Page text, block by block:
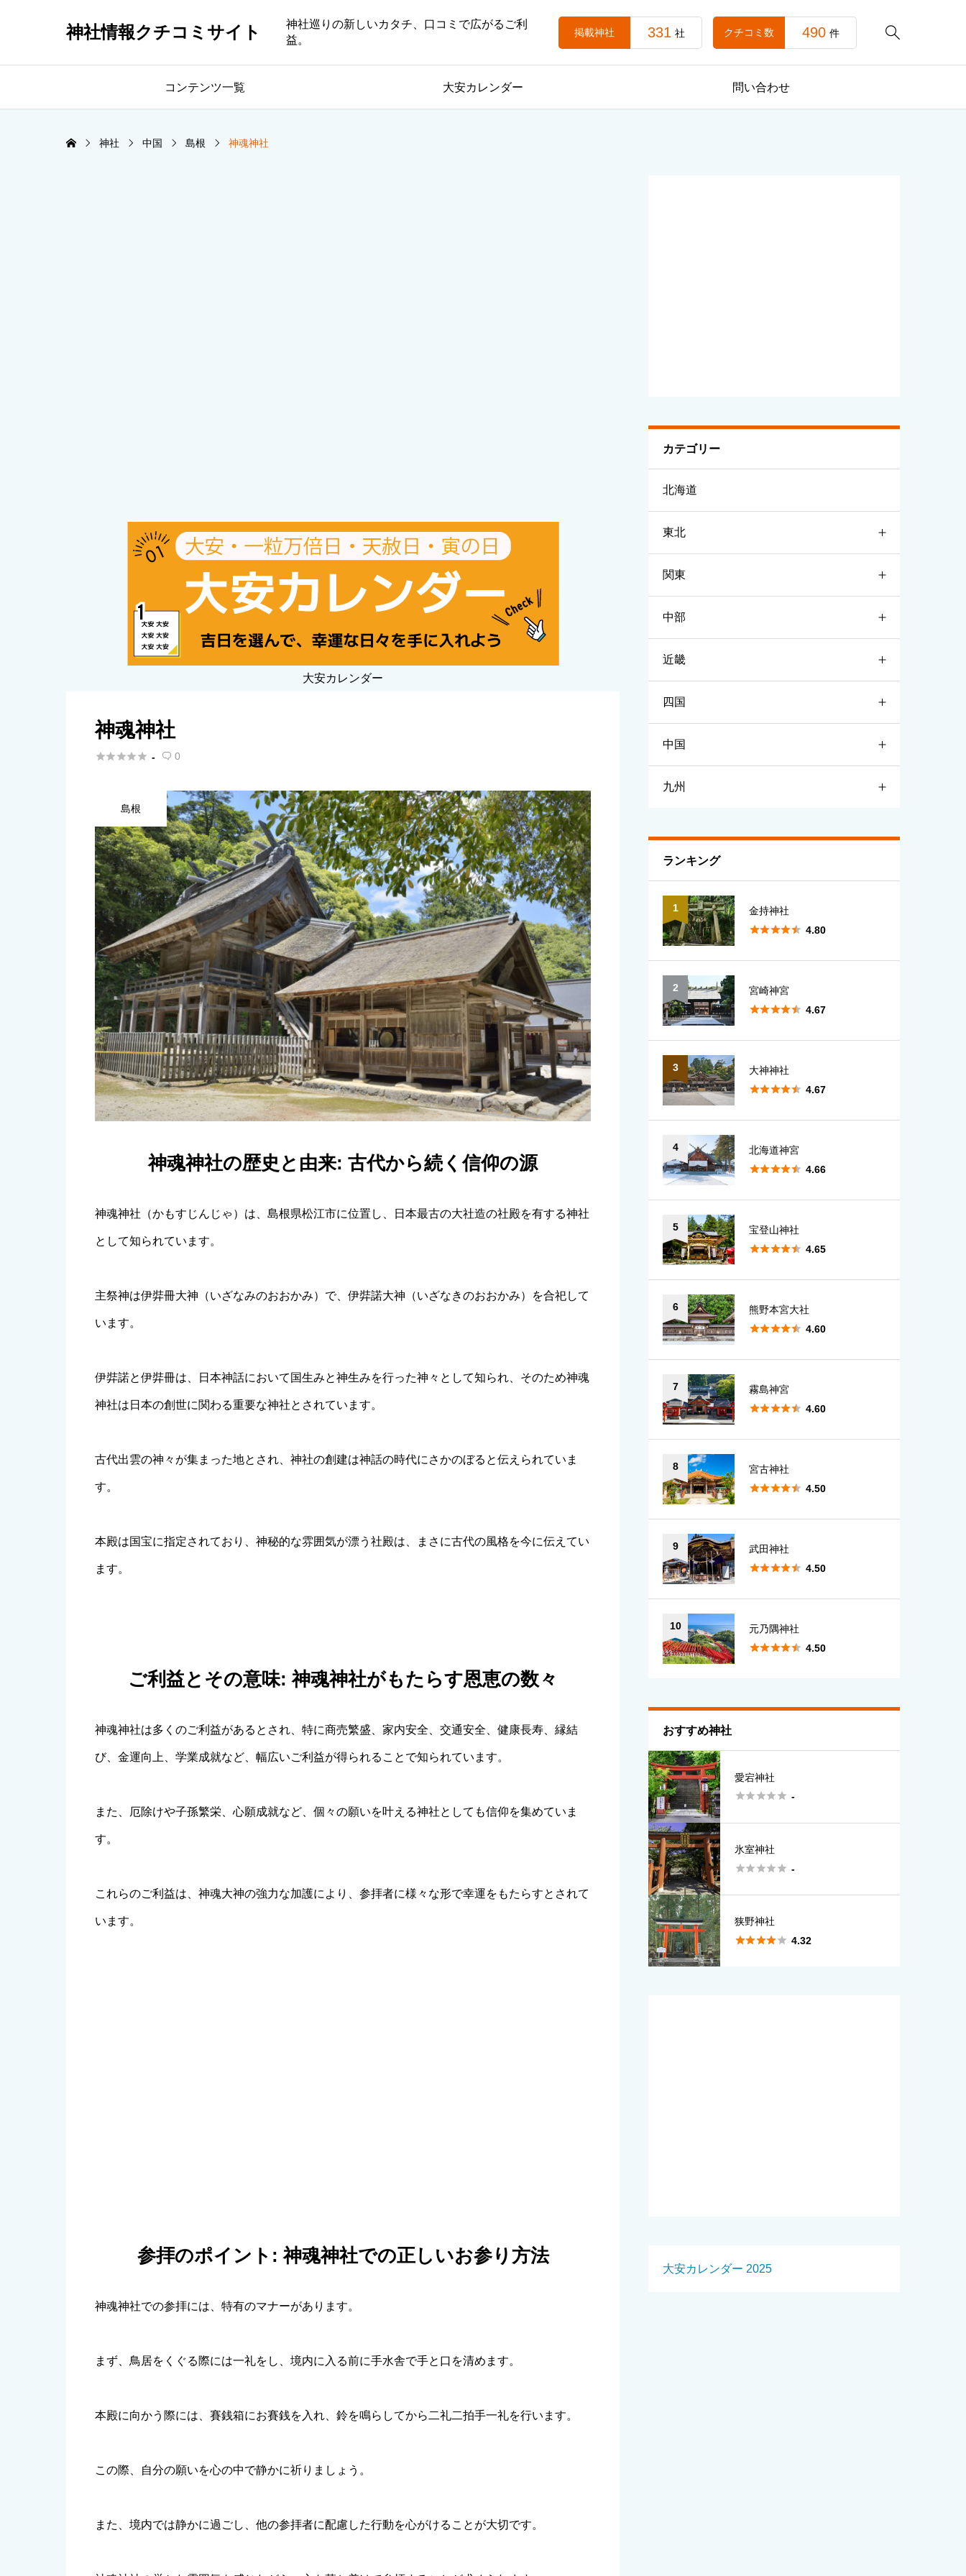
神社情報クチコミサイト
神社巡りの新しいカタチ、口コミで広がるご利
益。

掲載神社 331 社 クチコミ数 490 件
コンテンツ一覧 大安カレンダー 問い合わせ
神社 中国 島根 神魂神社
大安カレンダー
神魂神社
 -  0
島根
神魂神社の歴史と由来: 古代から続く信仰の源
神魂神社（かもすじんじゃ）は、島根県松江市に位置し、日本最古の大社造の社殿を有する神社
として知られています。
主祭神は伊弉冊大神（いざなみのおおかみ）で、伊弉諾大神（いざなきのおおかみ）を合祀して
います。
伊弉諾と伊弉冊は、日本神話において国生みと神生みを行った神々として知られ、そのため神魂
神社は日本の創世に関わる重要な神社とされています。
古代出雲の神々が集まった地とされ、神社の創建は神話の時代にさかのぼると伝えられていま
す。
本殿は国宝に指定されており、神秘的な雰囲気が漂う社殿は、まさに古代の風格を今に伝えてい
ます。
ご利益とその意味: 神魂神社がもたらす恩恵の数々
神魂神社は多くのご利益があるとされ、特に商売繁盛、家内安全、交通安全、健康長寿、縁結
び、金運向上、学業成就など、幅広いご利益が得られることで知られています。
また、厄除けや子孫繁栄、心願成就など、個々の願いを叶える神社としても信仰を集めていま
す。
これらのご利益は、神魂大神の強力な加護により、参拝者に様々な形で幸運をもたらすとされて
います。
参拝のポイント: 神魂神社での正しいお参り方法
神魂神社での参拝には、特有のマナーがあります。
まず、鳥居をくぐる際には一礼をし、境内に入る前に手水舎で手と口を清めます。
本殿に向かう際には、賽銭箱にお賽銭を入れ、鈴を鳴らしてから二礼二拍手一礼を行います。
この際、自分の願いを心の中で静かに祈りましょう。
また、境内では静かに過ごし、他の参拝者に配慮した行動を心がけることが大切です。
カテゴリー
北海道
東北
青森
岩手
宮城
山形
福島
関東
茨城
栃木
群馬
埼玉
千葉
中部
新潟
富山
石川
福井
岐阜
愛知
近畿
滋賀
京都
大阪
和歌山
四国
徳島
香川
中国
鳥取
広島
九州
長崎
大分
宮崎
鹿児島
ランキング
1
金持神社
 4.80
2
宮崎神宮
 4.67
3
大神神社
 4.67
4
北海道神宮
 4.66
5
宝登山神社
 4.65
6
熊野本宮大社
 4.60
7
霧島神宮
 4.60
8
宮古神社
 4.50
9
武田神社
 4.50
10
元乃隅神社
 4.50
おすすめ神社
愛宕神社
 -
氷室神社
 -
狭野神社
 4.32
大安カレンダー 2025